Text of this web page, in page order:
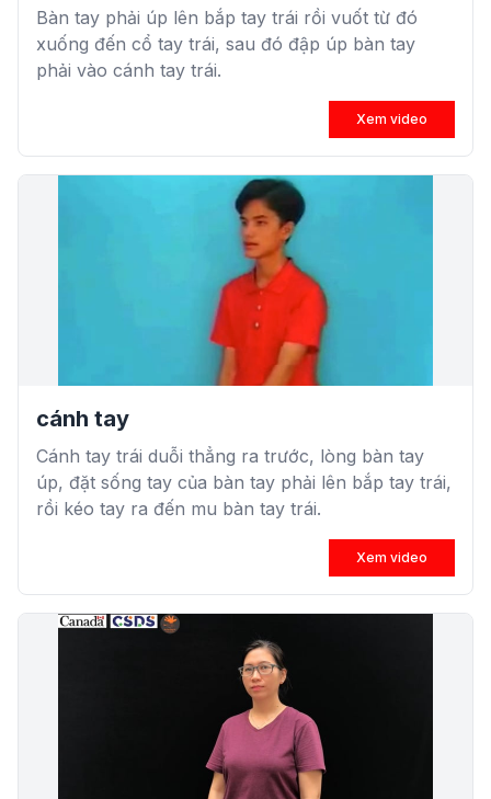
Bàn tay phải úp lên bắp tay trái rồi vuốt từ đó
xuống đến cổ tay trái, sau đó đập úp bàn tay
phải vào cánh tay trái.
Xem video
cánh tay
Cánh tay trái duỗi thẳng ra trước, lòng bàn tay
úp, đặt sống tay của bàn tay phải lên bắp tay trái,
rồi kéo tay ra đến mu bàn tay trái.
Xem video